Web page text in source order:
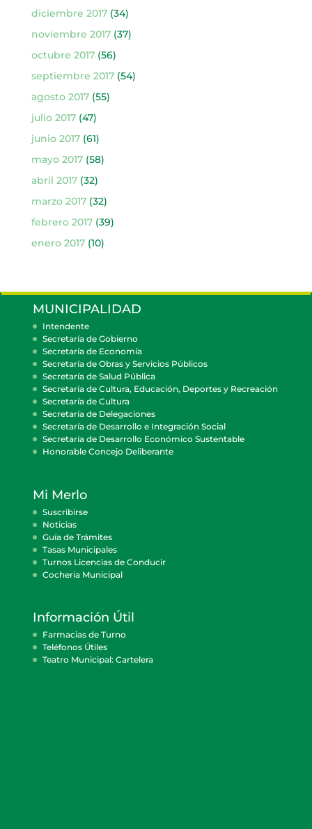
diciembre 2017(34)
noviembre 2017(37)
octubre 2017(56)
septiembre 2017(54)
agosto 2017(55)
julio 2017(47)
junio 2017(61)
mayo 2017(58)
abril 2017(32)
marzo 2017(32)
febrero 2017(39)
enero 2017(10)
MUNICIPALIDAD
Intendente
Secretaría de Gobierno
Secretaría de Economía
Secretaría de Obras y Servicios Públicos
Secretaría de Salud Pública
Secretaría de Cultura, Educación, Deportes y Recreación
Secretaría de Cultura
Secretaría de Delegaciones
Secretaría de Desarrollo e Integración Social
Secretaría de Desarrollo Económico Sustentable
Honorable Concejo Deliberante
Mi Merlo
Suscribirse
Noticias
Guía de Trámites
Tasas Municipales
Turnos Licencias de Conducir
Cocheria Municipal
Información Útil
Farmacias de Turno
Teléfonos Útiles
Teatro Municipal: Cartelera